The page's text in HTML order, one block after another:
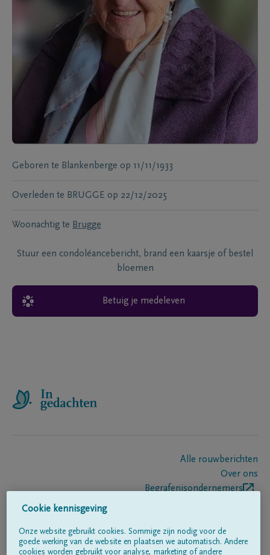
Geboren te Blankenberge op 11/11/1933
Overleden te BRUGGE op 22/12/2025
Woonachtig te Brugge
Stuur een condoléancebericht, brand een kaarsje of bestel
bloemen
Betuig je medeleven
Alle rouwberichten
Over ons
Begrafenisondernemers
Volg ons op
Cookie kennisgeving
Onze website gebruikt cookies. Sommige zijn nodig voor de
goede werking van de website en plaatsen we automatisch. Andere
cookies worden gebruikt voor analyse, marketing of andere